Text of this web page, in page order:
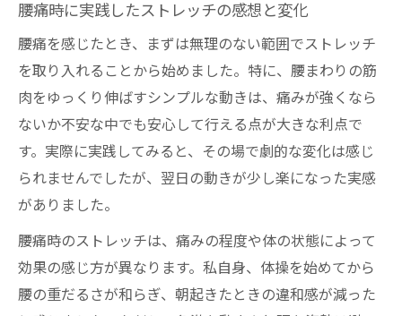
腰痛時に実践したストレッチの感想と変化
腰痛を感じたとき、まずは無理のない範囲でストレッチ
を取り入れることから始めました。特に、腰まわりの筋
肉をゆっくり伸ばすシンプルな動きは、痛みが強くなら
ないか不安な中でも安心して行える点が大きな利点で
す。実際に実践してみると、その場で劇的な変化は感じ
られませんでしたが、翌日の動きが少し楽になった実感
がありました。
腰痛時のストレッチは、痛みの程度や体の状態によって
効果の感じ方が異なります。私自身、体操を始めてから
腰の重だるさが和らぎ、朝起きたときの違和感が減った